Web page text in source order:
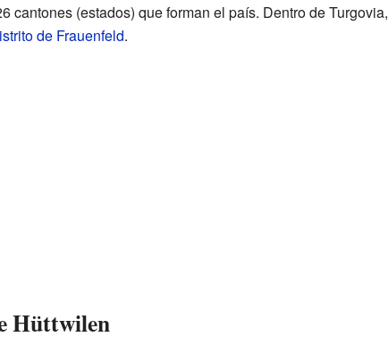
cantones (estados) que forman el país. Dentro de Turgovia,
de Frauenfeld.
Hüttwilen